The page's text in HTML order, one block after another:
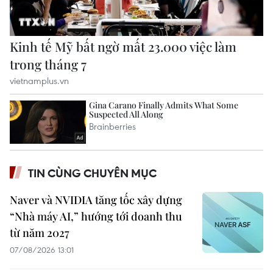
TIN CÙNG CHUYÊN MỤC
Naver và NVIDIA tăng tốc xây dựng
“Nhà máy AI,” hướng tới doanh thu
từ năm 2027
07/08/2026 13:01